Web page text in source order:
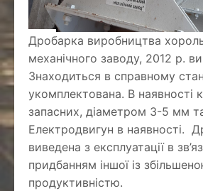
Дробарка виробництва
механічного заводу, 2012 р.
Знаходиться в справному
укомплектована. В наявності
запасних, діаметром 3-5 мм
Електродвигун в наявності.
виведена з експлуатації в
придбанням іншої із
продуктивністю.